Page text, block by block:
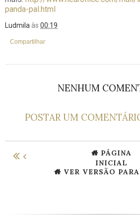
panda-pal.html
Ludmila às 00:19
Compartilhar
NENHUM
POSTAR UM
‹
PÁGINA
INICIAL
VER VERSÃO